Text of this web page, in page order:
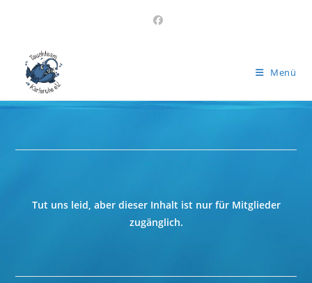
Menü
Tut uns leid, aber dieser Inhalt ist nur für Mitglieder
zugänglich.